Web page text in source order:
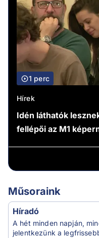
1 perc
Hírek
Idén láthatók
fellépői az M1
Műsoraink
Híradó
A hét minden napján,
jelentkezünk a